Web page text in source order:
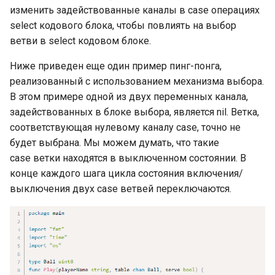
литералы значений
Основные литералы
Основные литералы
значений: литералы
значений рун
Литералы строковых
значений
Представление литералов
значений
Какой символ
использовать для лучшей
Динамический тип uint
максимальное число
Динамический тип int
Динамический тип int:
внутреннее устройство
Вещественные числа Float
устройство
Byte
Строки в Go
связанные со строками
Оптимизация компилятора
для преобразований
между строками и
байтовыми срезами
Другие методы
конкатенации строк
Подробнее о сравнении
строк
Интерфейсы в Go
Пакет Golang UTF8
EncodeRune
RuneCountInString и Valid
Пакет fmt
Чтение файлов в Go
Запись файлов в Go
Пакет io
Полезные типы и пакеты
для ввода-вывода:
буферизованный ввод-
вывод
Garbage collector. Сборщик
мусора
Структура работы
Отношения Strategy с
другими паттернами
Влияние скорости
пространство памяти
Обозначение Big-O:
использование
приближения и
BubbleSort (сортировка
пузырьком)
изменить задействованные каналы в case операциях
select кодового блока, чтобы повлиять на выбор
ветви в select кодовом блоке.
Ниже приведен еще один пример пинг-понга,
реализованный с использованием механизма выбора.
В этом примере одной из двух переменных канала,
задействованных в блоке выбора, является nil. Ветка,
соответствующая нулевому каналу case, точно не
будет выбрана. Мы можем думать, что такие
case ветки находятся в выключенном состоянии. В
конце каждого шага цикла состояния включения/
выключения двух case ветвей переключаются.